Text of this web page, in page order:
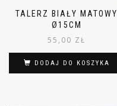
TALERZ BIAŁY MATOWY
Ø15CM
55,00 ZŁ
DODAJ DO KOSZYKA